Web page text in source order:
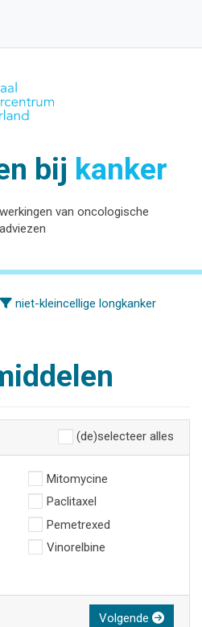
bij kanker
van oncologische
niet-kleincellige longkanker
(de)selecteer alles
Mitomycine
Paclitaxel
Pemetrexed
Vinorelbine
Volgende